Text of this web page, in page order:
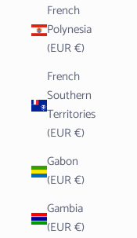
French
Polynesia
(EUR €)
French
Southern
Territories
(EUR €)
Gabon
(EUR €)
Gambia
(EUR €)